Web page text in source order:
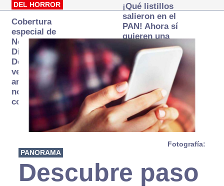
DEL HORROR
Cobertura
especial de
Norte
Digital:
Donde la
verdad
arde… pero
no se
consume
¡Qué listillos
salieron en el
PAN! Ahora sí
quieren una
Fiscalía
autónoma… y
transexenal
Fotografía:
PANORAMA
Descubre paso